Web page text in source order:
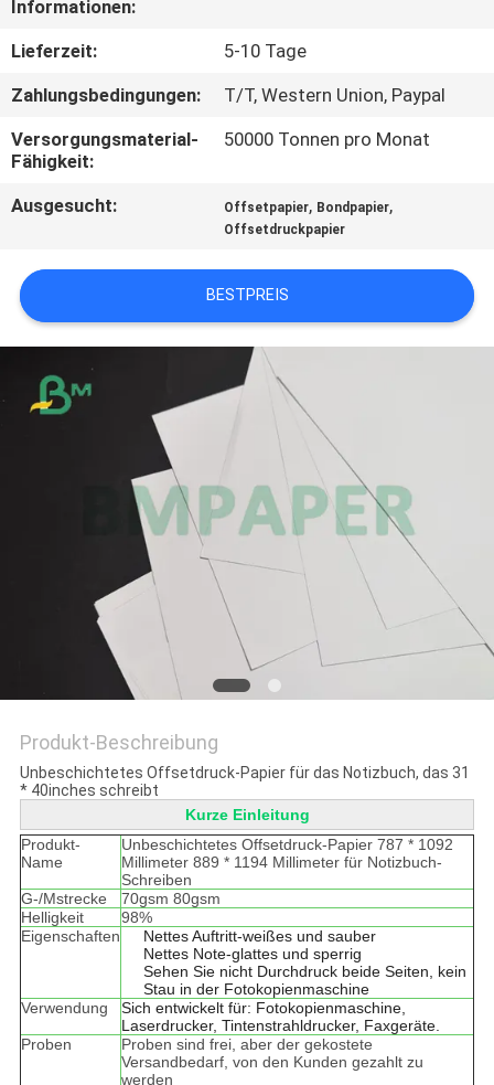
UNS
NEUIGKEITEN
RECHTSSACHEN
DATENSCHUTZRICHTLINIE
Informationen:
Lieferzeit:
5-10 Tage
Zahlungsbedingungen:
T/T, Western Union, Paypal
Versorgungsmaterial-
Fähigkeit:
50000 Tonnen pro Monat
Ausgesucht: Offsetpapier, Bondpapier,
Offsetdruckpapier
BESTPREIS
Produkt-Beschreibung
Unbeschichtetes Offsetdruck-Papier für das Notizbuch, das 31
* 40inches schreibt
Kurze Einleitung
Produkt-
Name
Unbeschichtetes Offsetdruck-Papier 787 * 1092
Millimeter 889 * 1194 Millimeter für Notizbuch-
Schreiben
G-/Mstrecke
70gsm 80gsm
Helligkeit
98%
Eigenschaften
Nettes Auftritt-weißes und sauber
Nettes Note-glattes und sperrig
Sehen Sie nicht Durchdruck beide Seiten, kein
Stau in der Fotokopienmaschine
Verwendung
Sich entwickelt für: Fotokopienmaschine,
Laserdrucker, Tintenstrahldrucker, Faxgeräte.
Proben
Proben sind frei, aber der gekostete
Versandbedarf, von den Kunden gezahlt zu
werden